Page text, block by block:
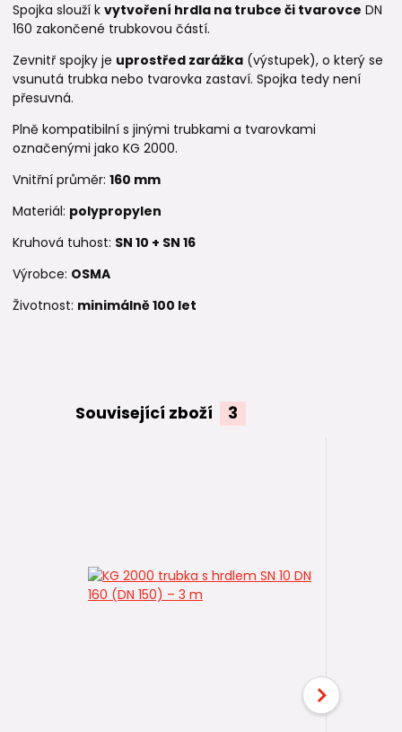
Spojka slouží k vytvoření hrdla na trubce či tvarovce DN
160 zakončené trubkovou částí.
Zevnitř spojky je uprostřed zarážka (výstupek), o který se
vsunutá trubka nebo tvarovka zastaví. Spojka tedy není
přesuvná.
Plně kompatibilní s jinými trubkami a tvarovkami
označenými jako KG 2000.
Vnitřní průměr: 160 mm
Materiál: polypropylen
Kruhová tuhost: SN 10 + SN 16
Výrobce: OSMA
Životnost: minimálně 100 let
Související zboží 3